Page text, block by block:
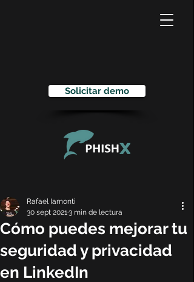
Solicitar demo
Cómo puedes mejorar tu
seguridad y privacidad
en LinkedIn
Rafael Iamonti
30 sept 20213 min de lectura